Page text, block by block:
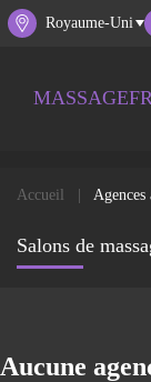
Royaume-Uni
Accueil
Salons de
Aucune